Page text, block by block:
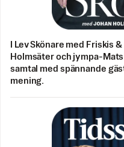
I Lev Skönare med Friskis
Holmsäter och jympa-
samtal med spännande
mening.